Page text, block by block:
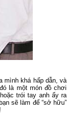
mình khá hấp dẫn, và
là một món đồ chơi
trói tay anh ấy ra
sẽ làm để “sở hữu”